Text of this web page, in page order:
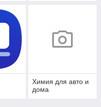
Химия для авто и
дома